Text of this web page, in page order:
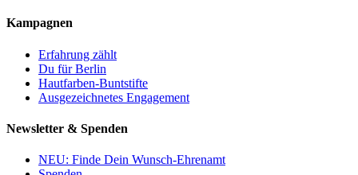
Kampagnen
Erfahrung zählt
Du für Berlin
Hautfarben-Buntstifte
Ausgezeichnetes Engagement
Newsletter & Spenden
NEU: Finde Dein Wunsch-Ehrenamt